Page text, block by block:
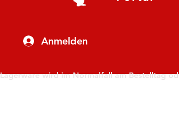
Anmelden
Lagerware wird im Normalfall am Bestelltag